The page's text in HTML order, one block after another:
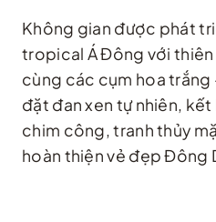
Không gian được phát
tropical Á Đông với
cùng các cụm hoa
đặt đan xen tự nhiên,
chim công, tranh thủy
hoàn thiện vẻ đẹp Đông